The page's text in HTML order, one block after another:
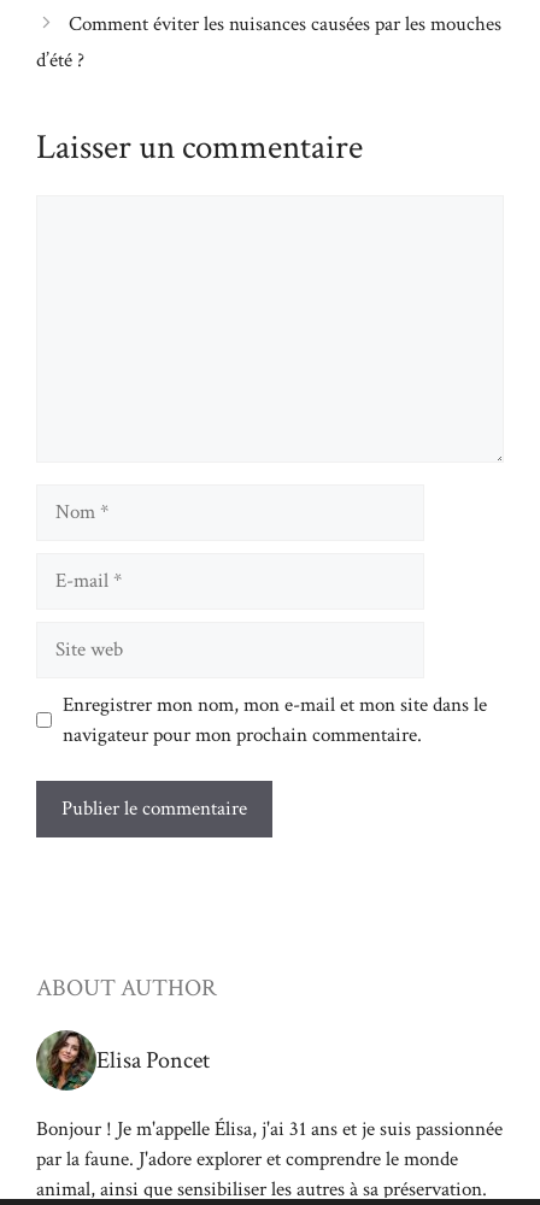
Comment éviter les nuisances causées par les mouches
d’été ?
Laisser un commentaire
mail
web
Enregistrer mon nom, mon e-mail et mon site dans le
navigateur pour mon prochain commentaire.
ABOUT AUTHOR
Elisa Poncet
Bonjour ! Je m'appelle Élisa, j'ai 31 ans et je suis passionnée
par la faune. J'adore explorer et comprendre le monde
animal, ainsi que sensibiliser les autres à sa préservation.